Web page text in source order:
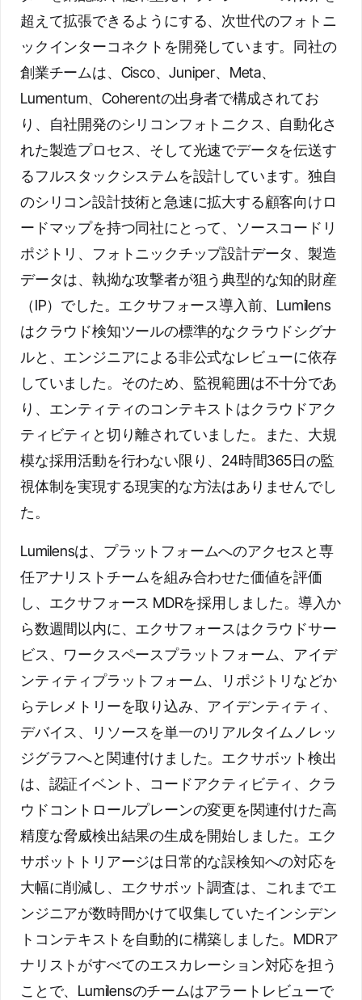
超えて拡張できるようにする、次世代のフォトニ
ックインターコネクトを開発しています。同社の
創業チームは、Cisco、Juniper、Meta、
Lumentum、Coherentの出身者で構成されてお
り、自社開発のシリコンフォトニクス、自動化さ
れた製造プロセス、そして光速でデータを伝送す
るフルスタックシステムを設計しています。独自
のシリコン設計技術と急速に拡大する顧客向けロ
ードマップを持つ同社にとって、ソースコードリ
ポジトリ、フォトニックチップ設計データ、製造
データは、執拗な攻撃者が狙う典型的な知的財産
（IP）でした。エクサフォース導入前、Lumilens
はクラウド検知ツールの標準的なクラウドシグナ
ルと、エンジニアによる非公式なレビューに依存
していました。そのため、監視範囲は不十分であ
り、エンティティのコンテキストはクラウドアク
ティビティと切り離されていました。また、大規
模な採用活動を行わない限り、24時間365日の監
視体制を実現する現実的な方法はありませんでし
た。
Lumilensは、プラットフォームへのアクセスと専
任アナリストチームを組み合わせた価値を評価
し、エクサフォース MDRを採用しました。導入か
ら数週間以内に、エクサフォースはクラウドサー
ビス、ワークスペースプラットフォーム、アイデ
ンティティプラットフォーム、リポジトリなどか
らテレメトリーを取り込み、アイデンティティ、
デバイス、リソースを単一のリアルタイムノレッ
ジグラフへと関連付けました。エクサボット検出
は、認証イベント、コードアクティビティ、クラ
ウドコントロールプレーンの変更を関連付けた高
精度な脅威検出結果の生成を開始しました。エク
サボットトリアージは日常的な誤検知への対応を
大幅に削減し、エクサボット調査は、これまでエ
ンジニアが数時間かけて収集していたインシデン
トコンテキストを自動的に構築しました。MDRア
ナリストがすべてのエスカレーション対応を担う
ことで、Lumilensのチームはアラートレビューで